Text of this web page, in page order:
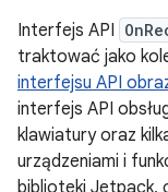
Interfejs API
traktować jako
interfejsu API
interfejs API
klawiatury oraz
urządzeniami i
biblioteki Jetpack,